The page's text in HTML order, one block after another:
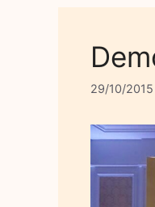
29/10/2015